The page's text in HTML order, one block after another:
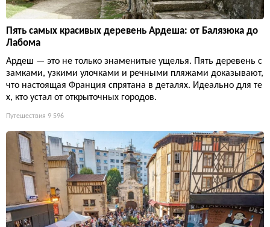
Пять самых красивых деревень Ардеша: от Балязюка до
Лабома
Ардеш — это не только знаменитые ущелья. Пять деревень с
замками, узкими улочками и речными пляжами доказывают,
что настоящая Франция спрятана в деталях. Идеально для те
х, кто устал от открыточных городов.
Путешествия 9 596